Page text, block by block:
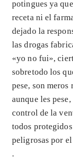
potingues ya
receta ni el
dejado la
las drogas
«yo no fui»,
sobretodo los
pese, son
aunque les
control de la
todos
peligrosas por
.